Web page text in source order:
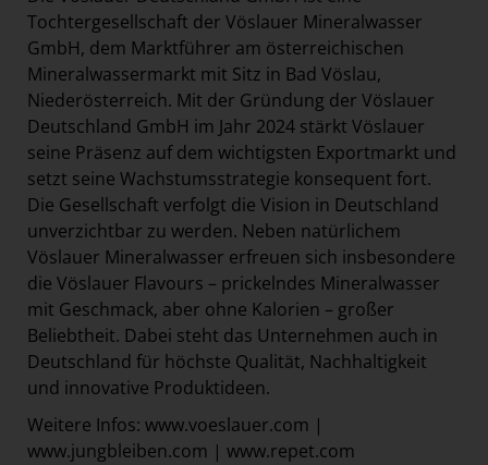
Tochtergesellschaft der Vöslauer Mineralwasser
GmbH, dem Marktführer am österreichischen
Mineralwassermarkt mit Sitz in Bad Vöslau,
Niederösterreich. Mit der Gründung der Vöslauer
Deutschland GmbH im Jahr 2024 stärkt Vöslauer
seine Präsenz auf dem wichtigsten Exportmarkt und
setzt seine Wachstumsstrategie konsequent fort.
Die Gesellschaft verfolgt die Vision in Deutschland
unverzichtbar zu werden. Neben natürlichem
Vöslauer Mineralwasser erfreuen sich insbesondere
die Vöslauer Flavours – prickelndes Mineralwasser
mit Geschmack, aber ohne Kalorien – großer
Beliebtheit. Dabei steht das Unternehmen auch in
Deutschland für höchste Qualität, Nachhaltigkeit
und innovative Produktideen.
Weitere Infos: www.voeslauer.com |
www.jungbleiben.com | www.repet.com